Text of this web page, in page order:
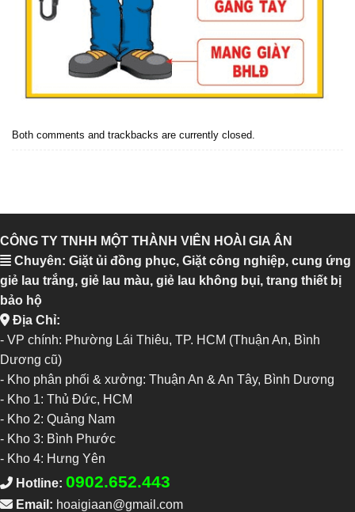
Both comments and trackbacks are currently closed.
CÔNG TY TNHH MỘT THÀNH VIÊN HOÀI GIA ÂN
Chuyên: Giặt ủi đồng phục, Giặt công nghiệp, cung ứng
giẻ lau trắng, giẻ lau màu, giẻ lau không bụi, trang thiết bị
bảo hộ
Địa Chỉ:
- VP chính: Phường Lái Thiêu, TP. HCM (Thuận An, Bình
Dương cũ)
- Kho phân phối & xưởng: Thuận An & An Tây, Bình Dương
- Kho 1: Thủ Đức, HCM
- Kho 2: Quảng Nam
- Kho 3: Bình Phước
- Kho 4: Hưng Yên
Hotline: 0902.652.443
Email: hoaigiaan@gmail.com